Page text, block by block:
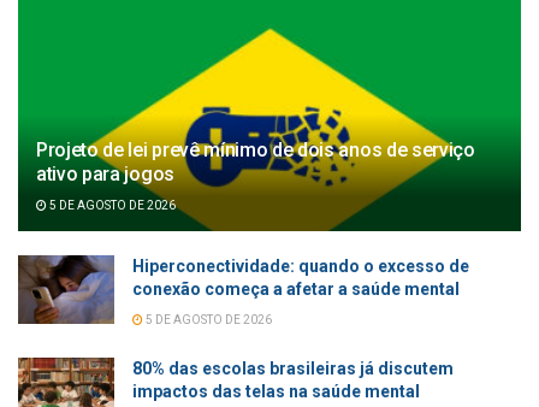
Projeto de lei prevê mínimo de dois anos de serviço
ativo para jogos
5 DE AGOSTO DE 2026
Hiperconectividade: quando o excesso de
conexão começa a afetar a saúde mental
5 DE AGOSTO DE 2026
80% das escolas brasileiras já discutem
impactos das telas na saúde mental